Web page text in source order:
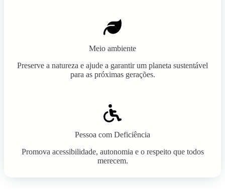
Meio ambiente
Preserve a natureza e ajude a garantir um planeta sustentável
para as próximas gerações.
Pessoa com Deficiência
Promova acessibilidade, autonomia e o respeito que todos
merecem.